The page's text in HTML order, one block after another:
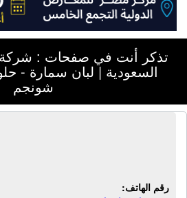
تذكر أنت في صفحات : شركة
السعودية | لبان سمارة -
شونجم
رقم الهاتف: